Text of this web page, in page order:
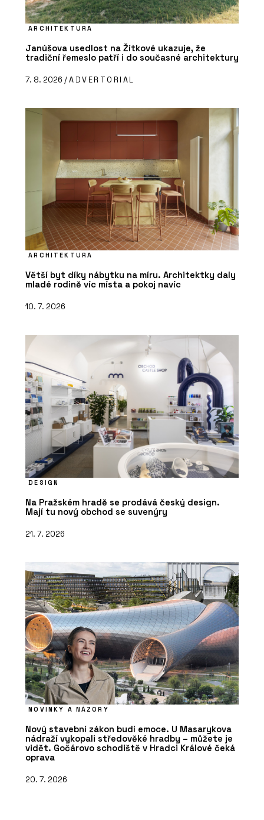
ARCHITEKTURA
Janúšova usedlost na Žítkové ukazuje, že
tradiční řemeslo patří i do současné architektury
7. 8. 2026 /ADVERTORIAL
ARCHITEKTURA
Větší byt díky nábytku na míru. Architektky daly
mladé rodině víc místa a pokoj navíc
10. 7. 2026
DESIGN
Na Pražském hradě se prodává český design.
Mají tu nový obchod se suvenýry
21. 7. 2026
NOVINKY A NÁZORY
Nový stavební zákon budí emoce. U Masarykova
nádraží vykopali středověké hradby – můžete je
vidět. Gočárovo schodiště v Hradci Králové čeká
oprava
20. 7. 2026